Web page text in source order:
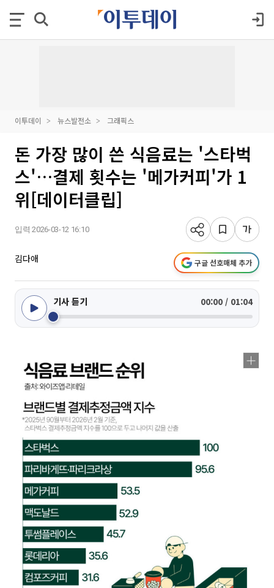
이투데이 뉴스발전소 그래픽스
돈 가장 많이 쓴 식음료는 '스타벅
스'…결제 횟수는 '메가커피'가 1
위[데이터클립]
입력 2026-03-12 16:10
김다애 구글 선호매체 추가
기사 듣기 00:00 / 01:04